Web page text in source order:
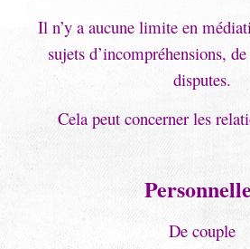
Il n’y a aucune limite en
sujets d’incompréhensions,
disputes.
Cela peut concerner les
De couple